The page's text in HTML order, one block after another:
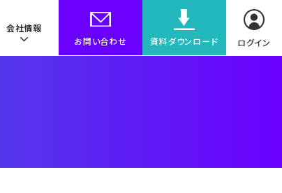
会社情報
お問い合わせ
資料ダウンロード ログイン